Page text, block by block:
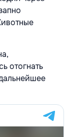
отогнать